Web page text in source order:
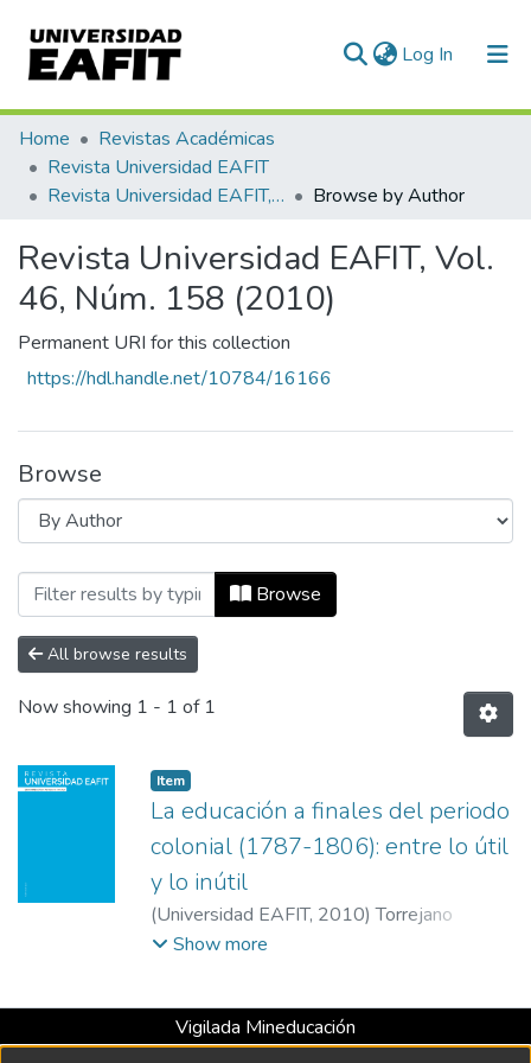
Log In (current)
Communities & Collections
All of DSpace
Home
Revistas Académicas
Revista Universidad EAFIT
Revista Universidad EAFIT, Vol. 46, Núm. 158 (2010)
Browse by Author
Revista Universidad EAFIT, Vol.
46, Núm. 158 (2010)
Permanent URI for this collection
https://hdl.handle.net/10784/16166
Browse
Browsing Revista Universidad EAFIT,
Browse
All browse results
Now showing 1 - 1 of 1
Item
La educación a finales del periodo
colonial (1787-1806): entre lo útil
y lo inútil
(Universidad EAFIT, 2010)Torrejano
Vargas, Rodrigo Hernán
Show more
Vigilada Mineducación
Universidad con Acreditación Institucional hasta 2026 -